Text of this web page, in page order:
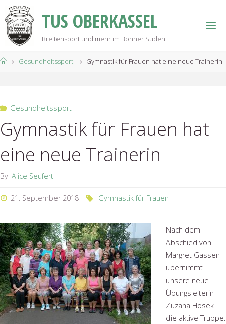
Skip
to
content
TUS OBERKASSEL
Breitensport und mehr im Bonner Süden
HomeGesundheitssport Gymnastik für Frauen hat eine neue Trainerin
Gesundheitssport
Gymnastik für Frauen hat
eine neue Trainerin
By Alice Seufert
21. September 2018 Gymnastik für Frauen
Nach dem
Abschied von
Margret Gassen
übernimmt
unsere neue
Übungsleiterin
Zuzana Hosek
die aktive Truppe.